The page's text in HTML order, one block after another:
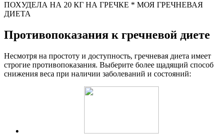
ПОХУДЕЛА НА 20 КГ НА ГРЕЧКЕ * МОЯ ГРЕЧНЕВАЯ
ДИЕТА
Противопоказания к гречневой диете
Несмотря на простоту и доступность, гречневая диета имеет
строгие противопоказания. Выберите более щадящий способ
снижения веса при наличии заболеваний и состояний: